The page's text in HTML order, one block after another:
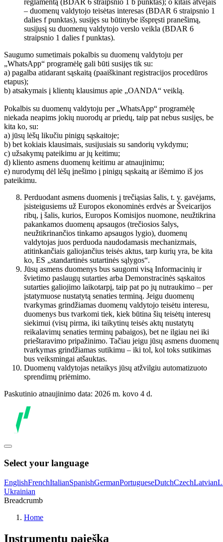
reglamentą (BDAR 6 straipsnio 1 b punktas); o kitais atvejais
– duomenų valdytojo teisėtas interesas (BDAR 6 straipsnio 1
dalies f punktas), susijęs su būtinybe išspręsti pranešimą,
susijusį su duomenų valdytojo verslo veikla (BDAR 6
straipsnio 1 dalies f punktas).
Saugumo sumetimais pokalbis su duomenų valdytoju per
„WhatsApp“ programėlę gali būti susijęs tik su:
a) pagalba atidarant sąskaitą (paaiškinant registracijos procedūros
etapus);
b) atsakymais į klientų klausimus apie „OANDA“ veiklą.
Pokalbis su duomenų valdytoju per „WhatsApp“ programėlę
niekada neapims jokių nuorodų ar priedų, taip pat nebus susijęs, be
kita ko, su:
a) jūsų lėšų likučiu pinigų sąskaitoje;
b) bet kokiais klausimais, susijusiais su sandorių vykdymu;
c) užsakymų pateikimu ar jų keitimu;
d) kliento asmens duomenų keitimu ar atnaujinimu;
e) nurodymų dėl lėšų įnešimo į pinigų sąskaitą ar išėmimo iš jos
pateikimu.
Perduodant asmens duomenis į trečiąsias šalis, t. y. gavėjams,
įsisteigusiems už Europos ekonominės erdvės ar Šveicarijos
ribų, į šalis, kurios, Europos Komisijos nuomone, neužtikrina
pakankamos duomenų apsaugos (trečiosios šalys,
neužtikrinančios tinkamo apsaugos lygio), duomenų
valdytojas juos perduoda naudodamasis mechanizmais,
atitinkančiais galiojančius teisės aktus, tarp kurių yra, be kita
ko, ES „standartinės sutartinės sąlygos“.
Jūsų asmens duomenys bus saugomi visą Informacinių ir
švietimo paslaugų sutarties arba Demonstracinės sąskaitos
sutarties galiojimo laikotarpį, taip pat po jų nutraukimo – per
įstatymuose nustatytą senaties terminą. Jeigu duomenų
tvarkymas grindžiamas duomenų valdytojo teisėtu interesu,
duomenys bus tvarkomi tiek, kiek būtina šių teisėtų interesų
siekimui (visų pirma, iki taikytinų teisės aktų nustatytų
reikalavimų senaties terminų pabaigos), bet ne ilgiau nei iki
prieštaravimo pripažinimo. Tačiau jeigu jūsų asmens duomenų
tvarkymas grindžiamas sutikimu – iki tol, kol toks sutikimas
bus veiksmingai atšauktas.
Duomenų valdytojas netaikys jūsų atžvilgiu automatizuoto
sprendimų priėmimo.
Paskutinio atnaujinimo data: 2026 m. kovo 4 d.
Select your language
EnglishFrenchItalianSpanishGermanPortugueseDutchCzechLatvian
Ukrainian
Breadcrumb
Home
Instrumentų paieška